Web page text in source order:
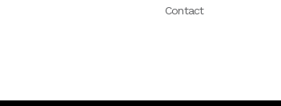
Contact